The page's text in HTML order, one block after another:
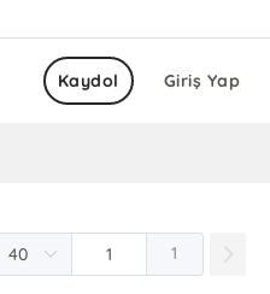
Giriş Yap
Kaydol
1